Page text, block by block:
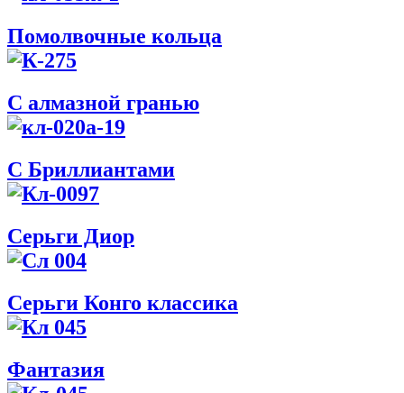
Помолвочные кольца
С алмазной гранью
С Бриллиантами
Серьги Диор
Серьги Конго классика
Фантазия